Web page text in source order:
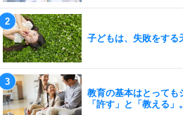
子どもは、失敗をする
教育の基本はとっても
「許す」と「教える」。